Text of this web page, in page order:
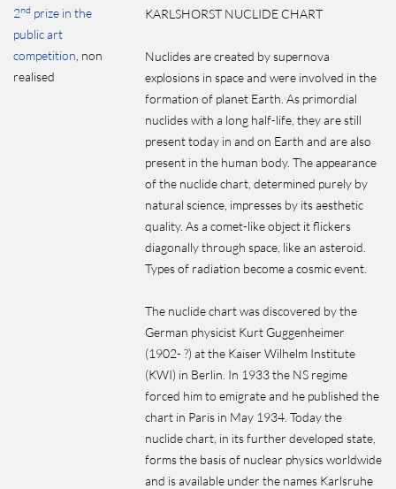
2nd prize in the
public art
competition , non
realised
KARLSHORST NUCLIDE CHART
Nuclides are created by supernova
explosions in space and were involved in the
formation of planet Earth. As primordial
nuclides with a long half-life, they are still
present today in and on Earth and are also
present in the human body. The appearance
of the nuclide chart, determined purely by
natural science, impresses by its aesthetic
quality. As a comet-like object it flickers
diagonally through space, like an asteroid.
Types of radiation become a cosmic event.
The nuclide chart was discovered by the
German physicist Kurt Guggenheimer
(1902- ?) at the Kaiser Wilhelm Institute
(KWI) in Berlin. In 1933 the NS regime
forced him to emigrate and he published the
chart in Paris in May 1934. Today the
nuclide chart, in its further developed state,
forms the basis of nuclear physics worldwide
and is available under the names Karlsruhe